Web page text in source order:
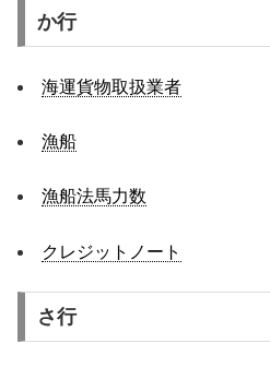
か行
海運貨物取扱業者
漁船
漁船法馬力数
クレジットノート
さ行